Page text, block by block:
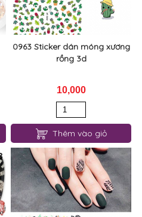
0963 Sticker dán móng xương
rồng 3d
10,000
Thêm vào giỏ